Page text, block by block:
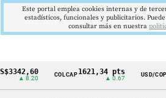
CintilloCOLCAP1621,34 pts USD/COP$4178
▲ 0.42
Este portal emplea cookies internas y de
estadísticos, funcionales y publicitarios.
consultar más en nuestra